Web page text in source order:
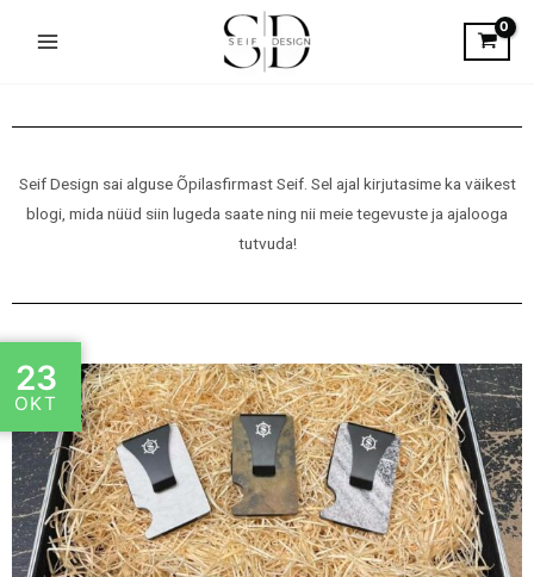
Seif Design sai alguse Õpilasfirmast Seif. Sel ajal kirjutasime ka väikest
blogi, mida nüüd siin lugeda saate ning nii meie tegevuste ja ajalooga
tutvuda!
23
OKT